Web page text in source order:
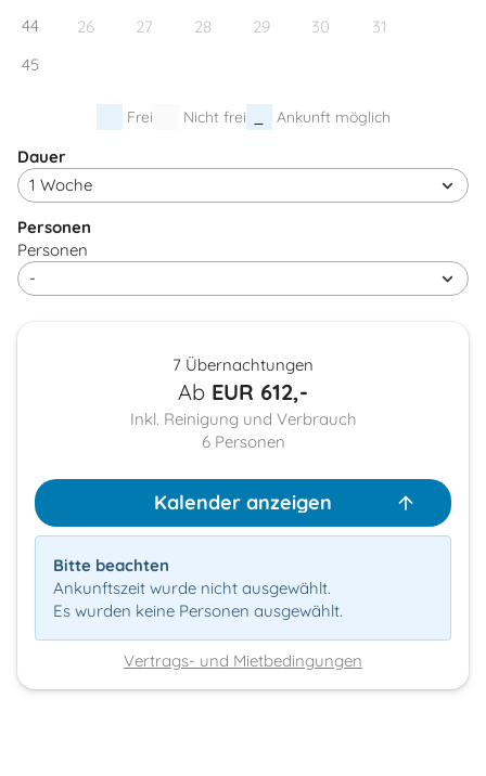
44
26 27 28 29 30
31
45
Frei Nicht frei Ankunft möglich
Dauer
Personen
Personen
7 Übernachtungen
Ab EUR 612,-
Inkl. Reinigung und Verbrauch
6 Personen
Kalender anzeigen
Bitte beachten
Ankunftszeit wurde nicht ausgewählt.
Es wurden keine Personen ausgewählt.
Vertrags- und Mietbedingungen